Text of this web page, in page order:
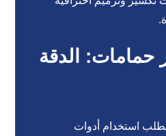
الدقة
استخدام أدوات